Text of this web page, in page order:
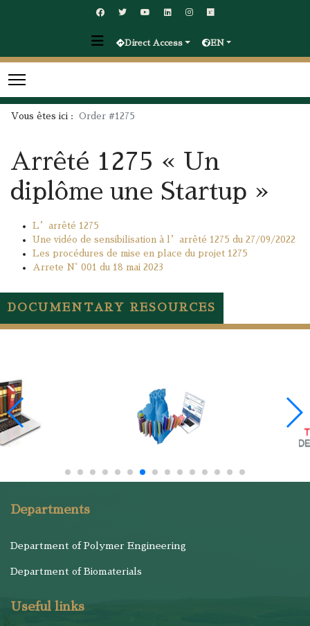
Direct Access EN
Vous êtes ici : Order #1275
Arrêté 1275 « Un
diplôme une Startup »
L’arrêté 1275
Une vidéo de sensibilisation à l’arrêté 1275 du 27/09/2022
Les procédures de mise en place du projet 1275
Arrete N° 001 du 18 mai 2023
DOCUMENTARY RESOURCES
Departments
Department of Polymer Engineering
Department of Biomaterials
Useful links